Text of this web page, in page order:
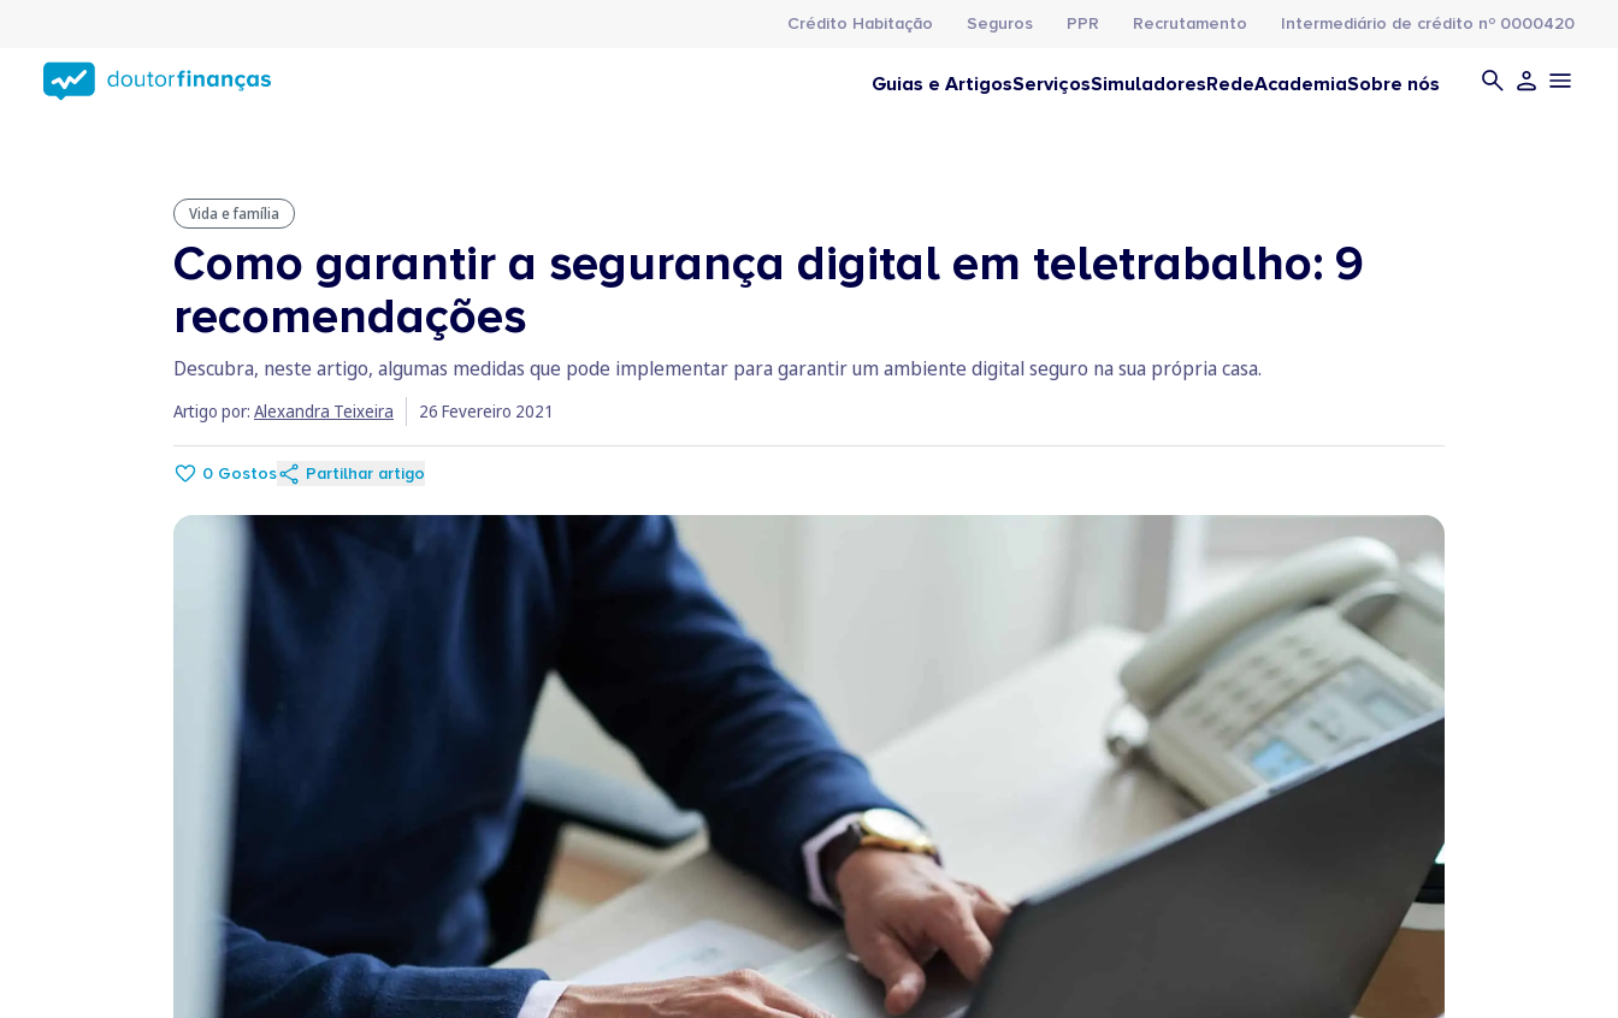
conteúdo
principal
Crédito Habitação Seguros PPR Recrutamento Intermediário de crédito nº 0000420
Guias e ArtigosServiçosSimuladoresRedeAcademiaSobre nós
Vida e família
Como garantir a segurança digital em teletrabalho: 9
recomendações
Descubra, neste artigo, algumas medidas que pode implementar para garantir um ambiente digital seguro na sua própria casa.
Artigo por: Alexandra Teixeira 26 Fevereiro 2021
0 Gostos Partilhar artigo